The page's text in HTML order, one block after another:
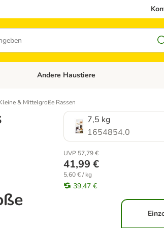
Kategorie-Menü öffnen: Katzenfutter und
Andere Haustiere
& Mittelgroße Rassen
7,5 kg
1654854.0
UVP 57,79 €
41,99 €
5,60 € / kg
39,47 €